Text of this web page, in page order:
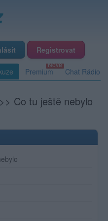
Registrovat
Premium Chat Rádio
>> Co tu ještě nebylo